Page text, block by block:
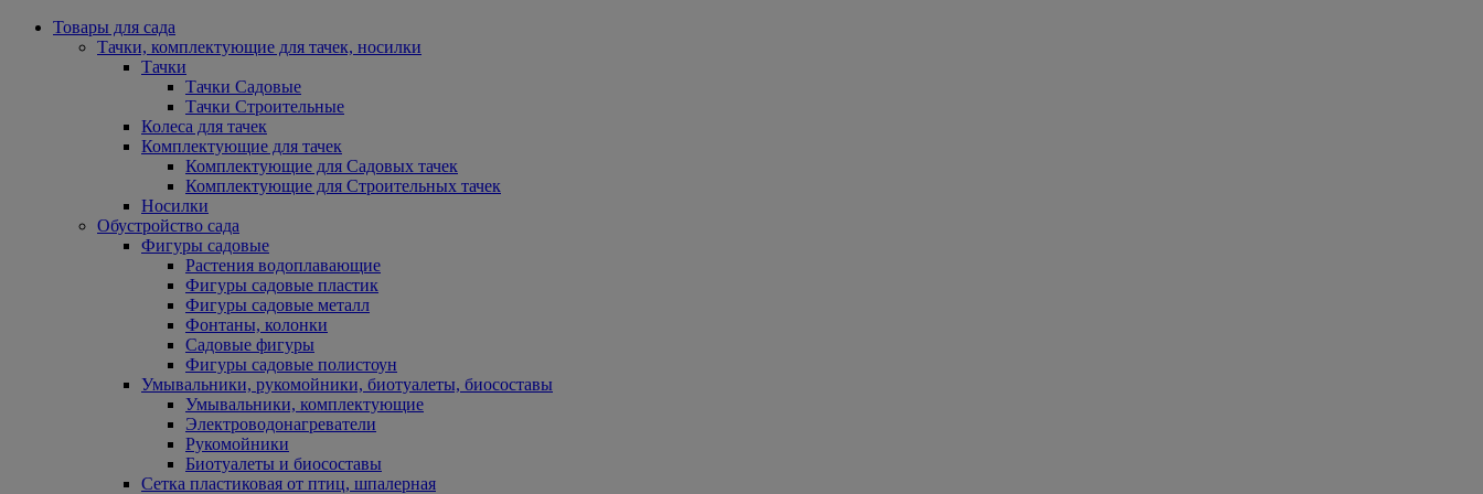
Товары для сада
Тачки, комплектующие для тачек, носилки
Тачки
Тачки Садовые
Тачки Строительные
Колеса для тачек
Комплектующие для тачек
Комплектующие для Садовых тачек
Комплектующие для Строительных тачек
Носилки
Обустройство сада
Фигуры садовые
Растения водоплавающие
Фигуры садовые пластик
Фигуры садовые металл
Фонтаны, колонки
Садовые фигуры
Фигуры садовые полистоун
Умывальники, рукомойники, биотуалеты, биосоставы
Умывальники, комплектующие
Электроводонагреватели
Рукомойники
Биотуалеты и биосоставы
Сетка пластиковая от птиц, шпалерная